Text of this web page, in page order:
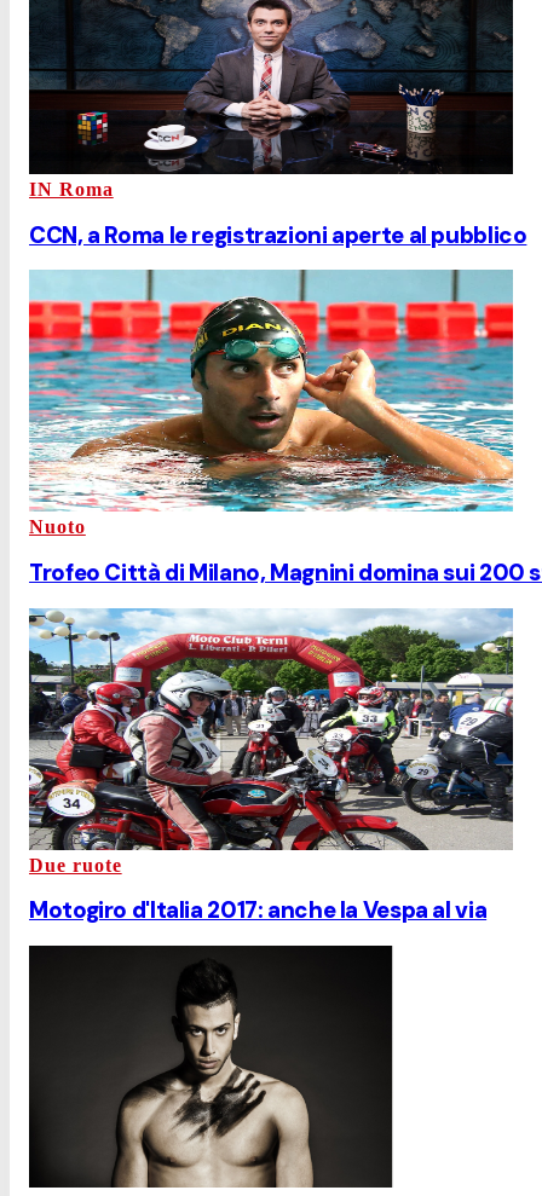
IN Roma
CCN, a Roma le registrazioni aperte al pubblico
Nuoto
Trofeo Città di Milano, Magnini domina sui 200
Due ruote
Motogiro d'Italia 2017: anche la Vespa al via